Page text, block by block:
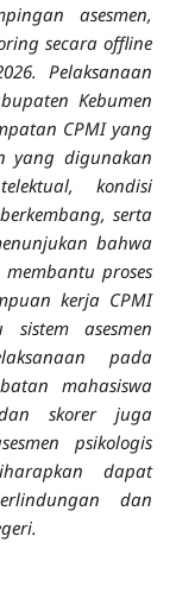
asesmen,
secara offline
Pelaksanaan
Kebumen
CPMI yang
yang digunakan
kondisi
serta
bahwa
proses
kerja CPMI
asesmen
pada
mahasiswa
skorer juga
psikologis
dapat
dan